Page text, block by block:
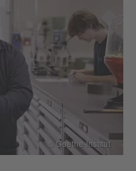
© Goethe-Institut